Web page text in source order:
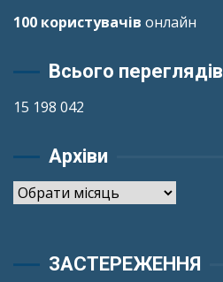
100 користувачів онлайн
Всього переглядів
15 198 042
Архіви
Архіви
ЗАСТЕРЕЖЕННЯ